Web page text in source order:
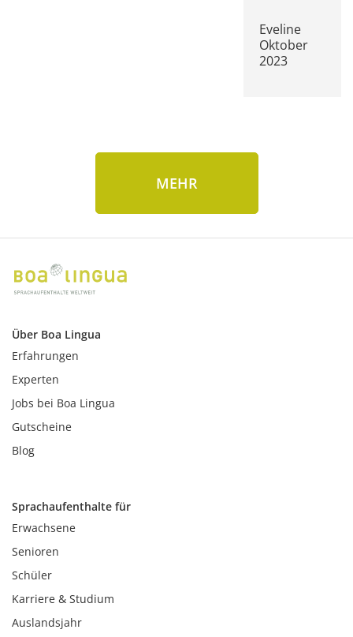
Eveline
Oktober
2023
MEHR
Über Boa Lingua
Erfahrungen
Experten
Jobs bei Boa Lingua
Gutscheine
Blog
Sprachaufenthalte für
Erwachsene
Senioren
Schüler
Karriere & Studium
Auslandsjahr